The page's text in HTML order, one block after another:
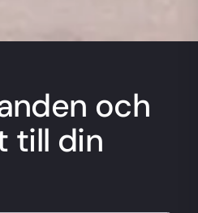
och
till din